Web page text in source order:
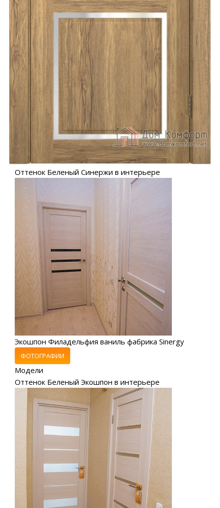
Оттенок Беленый Синержи в интерьере
Экошпон Филадельфия ваниль фабрика Sinergy
ФОТОГРАФИИ
Модели
Оттенок Беленый Экошпон в интерьере